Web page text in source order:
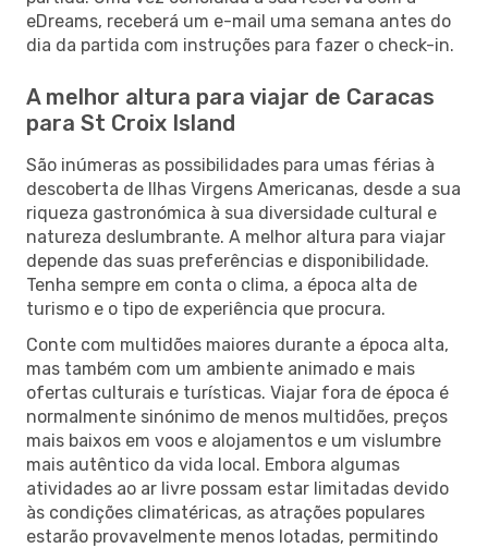
eDreams, receberá um e-mail uma semana antes do
dia da partida com instruções para fazer o check-in.
A melhor altura para viajar de Caracas
para St Croix Island
São inúmeras as possibilidades para umas férias à
descoberta de Ilhas Virgens Americanas, desde a sua
riqueza gastronómica à sua diversidade cultural e
natureza deslumbrante. A melhor altura para viajar
depende das suas preferências e disponibilidade.
Tenha sempre em conta o clima, a época alta de
turismo e o tipo de experiência que procura.
Conte com multidões maiores durante a época alta,
mas também com um ambiente animado e mais
ofertas culturais e turísticas. Viajar fora de época é
normalmente sinónimo de menos multidões, preços
mais baixos em voos e alojamentos e um vislumbre
mais autêntico da vida local. Embora algumas
atividades ao ar livre possam estar limitadas devido
às condições climatéricas, as atrações populares
estarão provavelmente menos lotadas, permitindo